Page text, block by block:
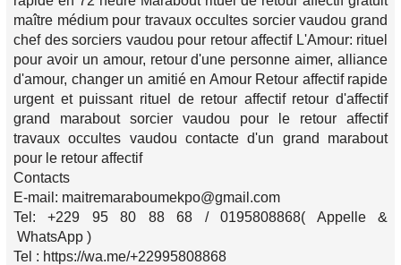
maître médium pour travaux occultes sorcier vaudou grand
chef des sorciers vaudou pour retour affectif L'Amour: rituel
pour avoir un amour, retour d'une personne aimer, alliance
d'amour, changer un amitié en Amour Retour affectif rapide
urgent et puissant rituel de retour affectif retour d'affectif
grand marabout sorcier vaudou pour le retour affectif
travaux occultes vaudou contacte d'un grand marabout
pour le retour affectif
Contacts
E-mail: maitremaraboumekpo@gmail.com
Tel: +229 95 80 88 68 / 0195808868( Appelle &
WhatsApp )
Tel : https://wa.me/+22995808868